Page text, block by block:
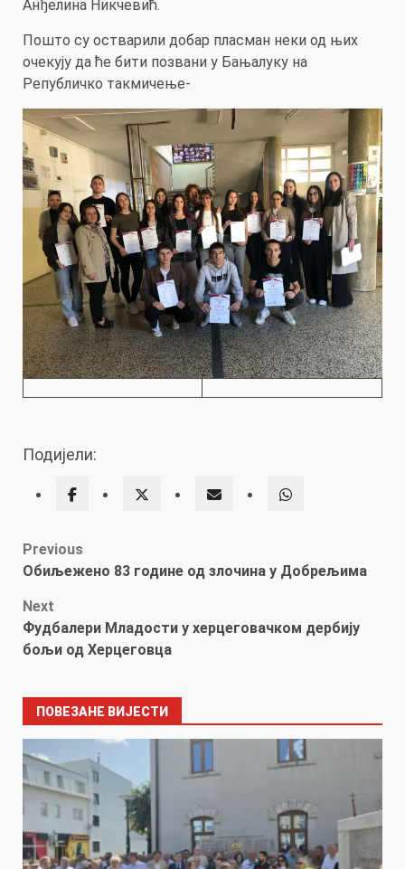
Анђелина Никчевић.
Пошто су остварили добар пласман неки од њих
очекују да ће бити позвани у Бањалуку на
Републичко такмичење-
Подијели:
Post
Previous
Обиљежено 83 године од злочина у Добрељима
Next
Фудбалери Младости у херцеговачком дербију
бољи од Херцеговца
ПОВЕЗАНЕ ВИЈЕСТИ